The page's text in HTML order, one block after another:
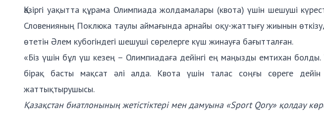
Қазіргі уақытта құрама Олимпиада жолдамалары (квота) үшін шешуші
Словенияның Поклюка таулы аймағында арнайы оқу-жаттығу жиынын
өтетін Әлем кубогіндегі шешуші сөрелерге күш жинауға бағытталған.
«Біз үшін бұл үш кезең – Олимпиадаға дейінгі ең маңызды емтихан болды.
бірақ басты мақсат әлі алда. Квота үшін талас соңғы сөреге
жаттықтырушысы.
Қазақстан биатлонының жетістіктері мен дамуына «Sport Qory» қолдау